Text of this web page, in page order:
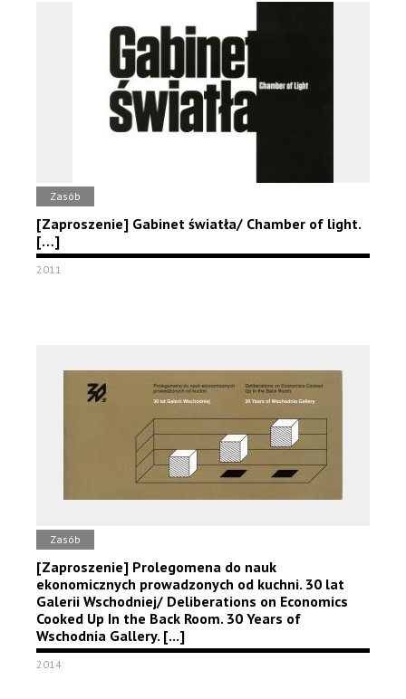
Zasób
[Zaproszenie] Gabinet światła/ Chamber of light.
[…]
2011
Zasób
[Zaproszenie] Prolegomena do nauk
ekonomicznych prowadzonych od kuchni. 30 lat
Galerii Wschodniej/ Deliberations on Economics
Cooked Up In the Back Room. 30 Years of
Wschodnia Gallery. [...]
2014